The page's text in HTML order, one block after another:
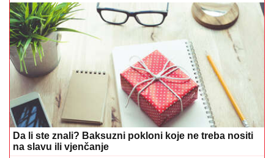
Da li ste znali? Baksuzni pokloni koje ne treba nositi
na slavu ili vjenčanje